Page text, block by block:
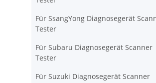
Für SsangYong Diagnosegerät
Tester
Für Subaru Diagnosegerät Scanner
Tester
Für Suzuki Diagnosegerät Scanner